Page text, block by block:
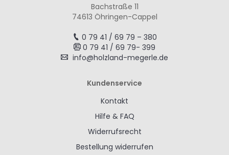
Bachstraße 11
74613 Öhringen-Cappel
0 79 41 / 69 79 – 380
0 79 41 / 69 79- 399
info@holzland-megerle.de
Kundenservice
Kontakt
Hilfe & FAQ
Widerrufsrecht
Bestellung widerrufen